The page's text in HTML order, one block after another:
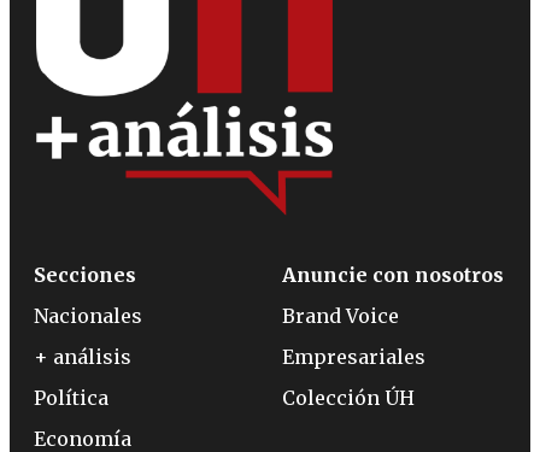
Secciones
Nacionales
+ análisis
Política
Economía
Anuncie con nosotros
Brand Voice
Empresariales
Colección ÚH